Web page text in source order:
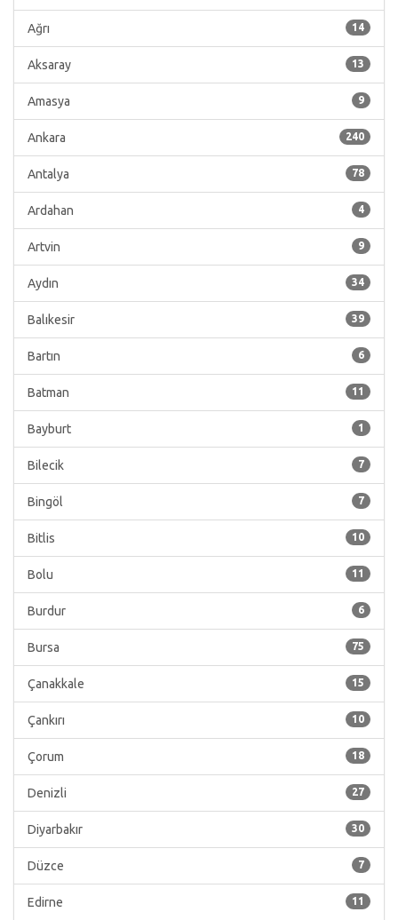
14
Ağrı
13
Aksaray
9
Amasya
240
Ankara
78
Antalya
4
Ardahan
9
Artvin
34
Aydın
39
Balıkesir
6
Bartın
11
Batman
1
Bayburt
7
Bilecik
7
Bingöl
10
Bitlis
11
Bolu
6
Burdur
75
Bursa
15
Çanakkale
10
Çankırı
18
Çorum
27
Denizli
30
Diyarbakır
7
Düzce
11
Edirne